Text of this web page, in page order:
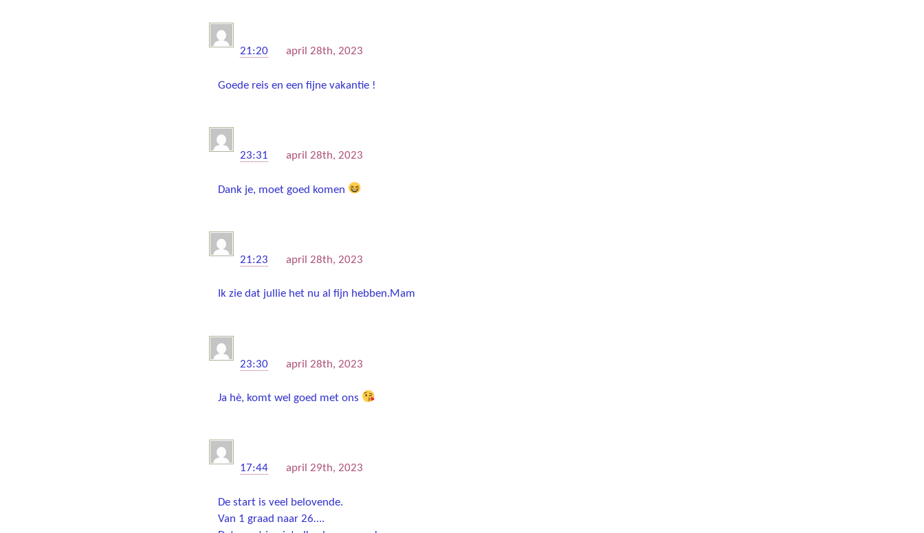
21:20 april 28th, 2023
Goede reis en een fijne vakantie !
23:31 april 28th, 2023
Dank je, moet goed komen
21:23 april 28th, 2023
Ik zie dat jullie het nu al fijn hebben.Mam
23:30 april 28th, 2023
Ja hè, komt wel goed met ons
17:44 april 29th, 2023
De start is veel belovende.
Van 1 graad naar 26….